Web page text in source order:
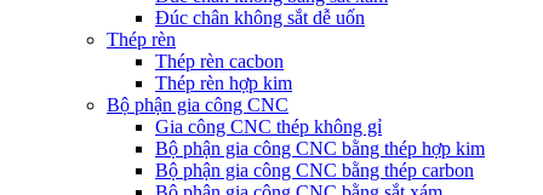
Đúc chân không sắt dễ uốn
Thép rèn
Thép rèn cacbon
Thép rèn hợp kim
Bộ phận gia công CNC
Gia công CNC thép không gỉ
Bộ phận gia công CNC bằng thép hợp kim
Bộ phận gia công CNC bằng thép carbon